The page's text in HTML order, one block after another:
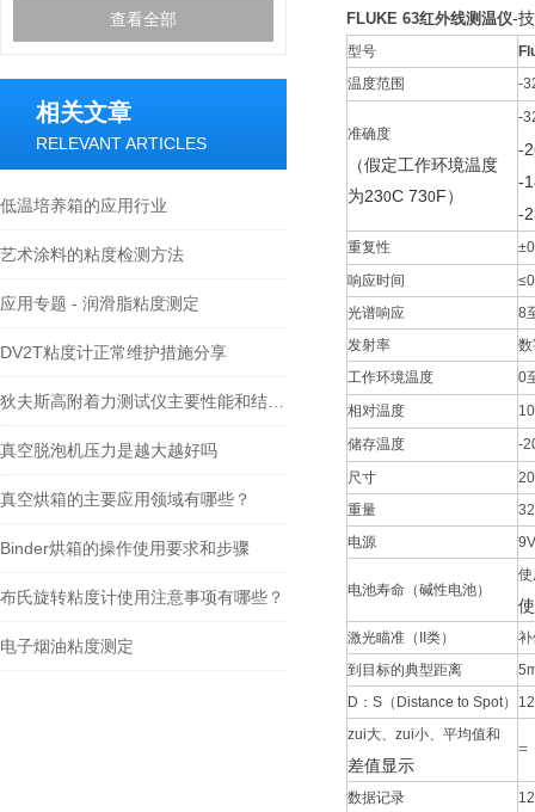
查看全部
相关文章
RELEVANT ARTICLES
低温培养箱的应用行业
艺术涂料的粘度检测方法
应用专题 - 润滑脂粘度测定
DV2T粘度计正常维护措施分享
真空脱泡机压力是越大越好吗
真空烘箱的主要应用领域有哪些？
Binder烘箱的操作使用要求和步骤
布氏旋转粘度计使用注意事项有哪些？
电子烟油粘度测定
FLUKE 63红外线测温仪-
型号
温度范围
-
准确度
（假定工作环境温度
为230C 730F）
-
-
-
-
重复性
响应时间
光谱响应
8
发射率
工作环境温度
0
相对温度
储存温度
-
尺寸
重量
电源
电池寿命（碱性电池）
激光瞄准（II类）
到目标的典型距离
D：S（Distance to Spot）
zui大、zui小、平均值和
差值显示
=
数据记录